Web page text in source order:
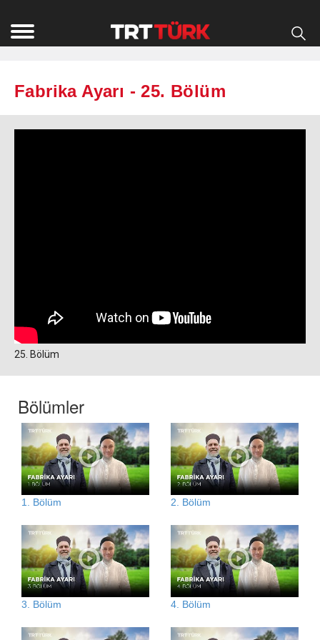
Fabrika Ayarı - 25. Bölüm
25. Bölüm
Bölümler
1. Bölüm 2. Bölüm
3. Bölüm 4. Bölüm